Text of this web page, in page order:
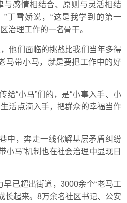
与感情相结合、原则与灵活相结
丁雪娇说，“这是我学到的第一
治理工作的一名骨干。
他们面临的挑战比我们当年多得
马带小马，就是要把工作中的好
给“小马”们的，是“小事入手、小
活点滴入手，把群众的幸福当作
中，奔走一线化解基层矛盾纠纷
小马”机制也在社会治理中显现日
早已超出街道，3000余个“老马工
长起来。8万余名社区书记、公安